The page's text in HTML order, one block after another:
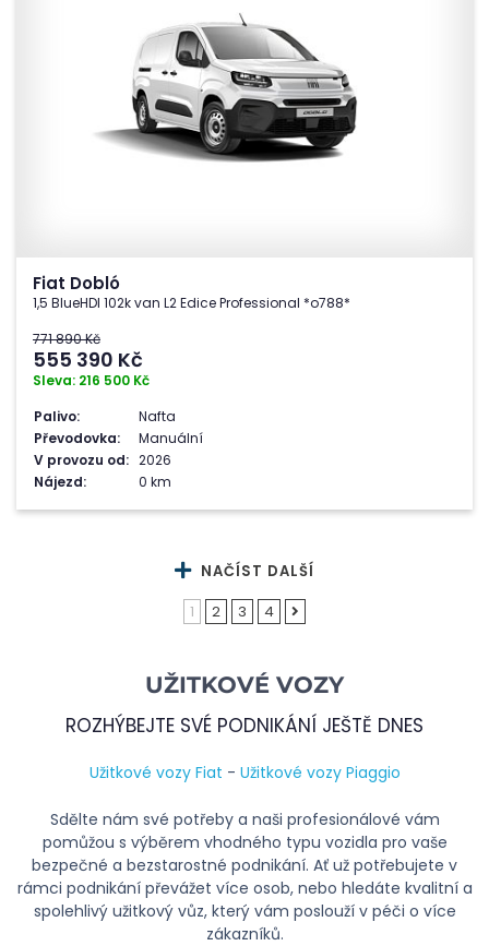
Fiat Dobló
1,5 BlueHDI 102k van L2 Edice Professional *o788*
771 890 Kč
555 390 Kč
Sleva: 216 500 Kč
Palivo:
Nafta
Převodovka:
Manuální
V provozu od: 2026
Nájezd:
0 km
NAČÍST DALŠÍ
1
2 3 4
UŽITKOVÉ VOZY
ROZHÝBEJTE SVÉ PODNIKÁNÍ JEŠTĚ DNES
Užitkové vozy Fiat - Užitkové vozy Piaggio
Sdělte nám své potřeby a naši profesionálové vám
pomůžou s výběrem vhodného typu vozidla pro vaše
bezpečné a bezstarostné podnikání. Ať už potřebujete v
rámci podnikání převážet více osob, nebo hledáte kvalitní a
spolehlivý užitkový vůz, který vám poslouží v péči o více
zákazníků.